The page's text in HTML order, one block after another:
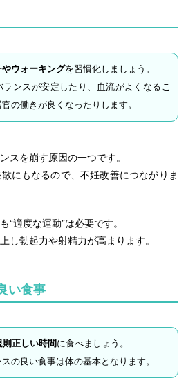
やウォーキングを習慣化しましょう。
ランスが安定したり、血流がよくなるこ
の働きが良くなったりします。
スを崩す原因の一つです。
にもなるので、不妊改善につながりま
“適度な運動”は必要です。
し勃起力や射精力が高まります。
い食事
正しい時間 に食べましょう。
の良い食事は体の基本となります。